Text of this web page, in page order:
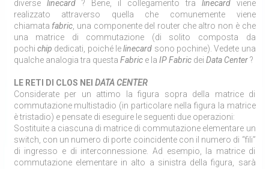
diverse linecard? Bene, il collegamento tra linecardviene
realizzato attraverso quella che comunemente viene
chiamata fabric , una componente del router che altro non è che
una matrice di commutazione (di solito composta da
pochi chip dedicati, poiché lelinecard sono pochine). Vedete una
qualche analogia tra questa Fabric e la IP Fabricdei Data Center?
LE RETI DI CLOS NEI DATA CENTER
Considerate per un attimo la figura sopra della matrice di
commutazione multistadio (in particolare nella figura la matrice
è tristadio) e pensate di eseguire le seguenti due operazioni:
Sostituite a ciascuna di matrice di commutazione elementare un
switch, con un numero di porte coincidente con il numero di “fili”
di ingresso e di interconnessione. Ad esempio, la matrice di
commutazione elementare in alto a sinistra della figura, sarà